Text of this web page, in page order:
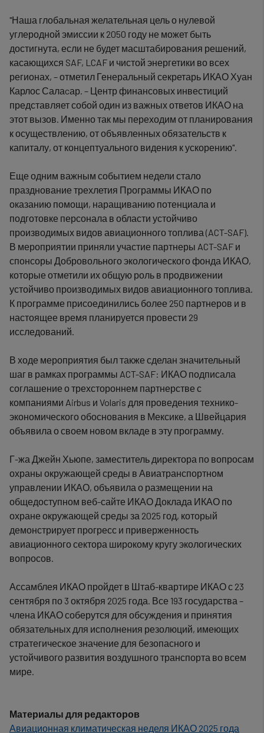
"Наша глобальная желательная цель о нулевой
углеродной эмиссии к 2050 году не может быть
достигнута, если не будет масштабирования решений,
касающихся SAF, LCAF и чистой энергетики во всех
регионах, – отметил Генеральный секретарь ИКАО Хуан
Карлос Салаcар. – Центр финансовых инвестиций
представляет собой один из важных ответов ИКАО на
этот вызов. Именно так мы переходим от планирования
к осуществлению, от объявленных обязательств к
капиталу, от концептуального видения к ускорению".
Еще одним важным событием недели стало
празднование трехлетия Программы ИКАО по
оказанию помощи, наращиванию потенциала и
подготовке персонала в области устойчиво
производимых видов авиационного топлива (ACT-SAF).
В мероприятии приняли участие партнеры ACT-SAF и
спонсоры Добровольного экологического фонда ИКАО,
которые отметили их общую роль в продвижении
устойчиво производимых видов авиационного топлива.
К программе присоединились более 250 партнеров и в
настоящее время планируется провести 29
исследований.
В ходе мероприятия был также сделан значительный
шаг в рамках программы ACT-SAF: ИКАО подписала
соглашение о трехстороннем партнерстве с
компаниями Airbus и Volaris для проведения технико-
экономического обоснования в Мексике, а Швейцария
объявила о своем новом вкладе в эту программу.
Г-жа Джейн Хьюпе, заместитель директора по вопросам
охраны окружающей среды в Авиатранспортном
управлении ИКАО, объявила о размещении на
общедоступном веб-сайте ИКАО Доклада ИКАО по
охране окружающей среды за 2025 год, который
демонстрирует прогресс и приверженность
авиационного сектора широкому кругу экологических
вопросов.
Ассамблея ИКАО пройдет в Штаб-квартире ИКАО с 23
сентября по 3 октября 2025 года. Все 193 государства –
члена ИКАО соберутся для обсуждения и принятия
обязательных для исполнения резолюций, имеющих
стратегическое значение для безопасного и
устойчивого развития воздушного транспорта во всем
мире.
Материалы для редакторов
Авиационная климатическая неделя ИКАО 2025 года